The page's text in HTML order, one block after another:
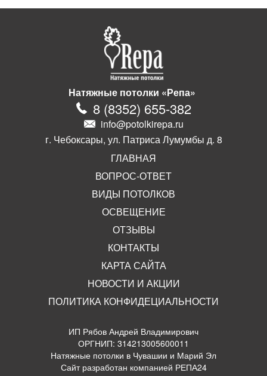
Натяжные потолки «Репа»
8 (8352) 655-382
info@potolkirepa.ru
г. Чебоксары, ул. Патриса Лумумбы д. 8
ГЛАВНАЯ
ВОПРОС-ОТВЕТ
ВИДЫ ПОТОЛКОВ
ОСВЕЩЕНИЕ
ОТЗЫВЫ
КОНТАКТЫ
КАРТА САЙТА
НОВОСТИ И АКЦИИ
ПОЛИТИКА КОНФИДЕЦИАЛЬНОСТИ
ИП Рябов Андрей Владимирович
ОРГНИП: 314213005600011
Натяжные потолки в Чувашии и Марий Эл
Сайт разработан компанией РЕПА24